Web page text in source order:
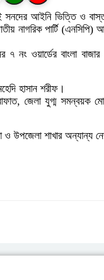
সনদের আইনি ভিত্তি ও
নাগরিক পার্টি (এনসিপি)
ওয়ার্ডের বাংলা বাজার
হাসান শরীফ।
জেলা যুগ্ম সমন্বয়ক
উপজেলা শাখার অন্যান্য